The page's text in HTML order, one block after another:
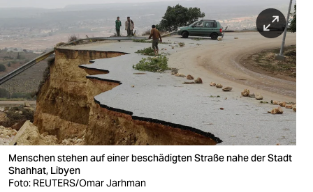
berlin
nord
wahrheit
verlag
verlag
veranstaltungen
shop
Menschen stehen auf einer beschädigten Straße nahe der Stadt
Shahhat, Libyen
Foto: REUTERS/Omar Jarhman